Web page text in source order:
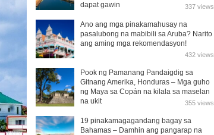
dapat gawin
337 views
Ano ang mga pinakamahusay na
pasalubong na mabibili sa Aruba? Narito
ang aming mga rekomendasyon!
432 views
Pook ng Pamanang Pandaigdig sa
Gitnang Amerika, Honduras – Mga guho
ng Maya sa Copán na kilala sa maselan
na ukit
355 views
19 pinakamagagandang bagay sa
Bahamas – Damhin ang pangarap na